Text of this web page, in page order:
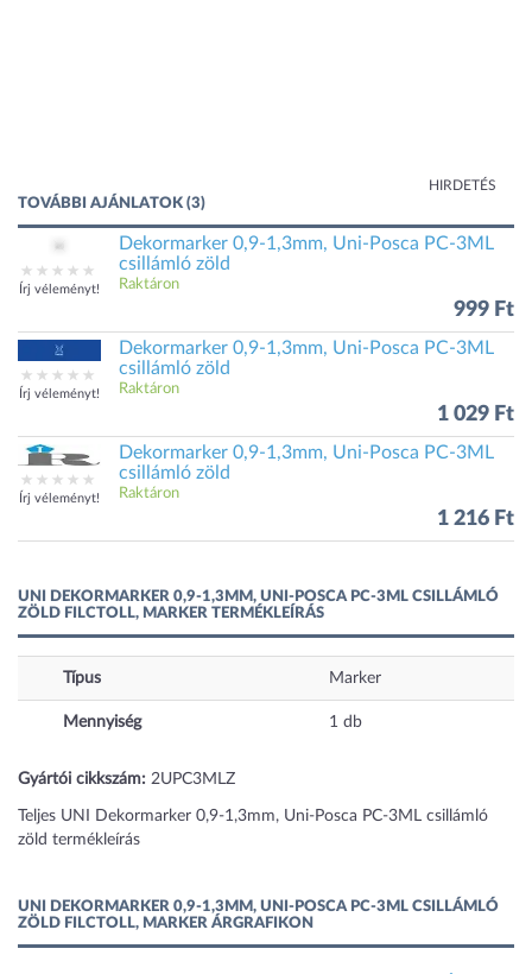
HIRDETÉS
TOVÁBBI AJÁNLATOK (3)
Írj véleményt!
Dekormarker 0,9-1,3mm, Uni-Posca PC-3ML
csillámló zöld
Raktáron
999 Ft
Írj véleményt!
Dekormarker 0,9-1,3mm, Uni-Posca PC-3ML
csillámló zöld
Raktáron
1 029 Ft
Írj véleményt!
Dekormarker 0,9-1,3mm, Uni-Posca PC-3ML
csillámló zöld
Raktáron
1 216 Ft
UNI DEKORMARKER 0,9-1,3MM, UNI-POSCA PC-3ML CSILLÁMLÓ
ZÖLD FILCTOLL, MARKER TERMÉKLEÍRÁS
Típus Marker
Mennyiség 1 db
Gyártói cikkszám: 2UPC3MLZ
Teljes UNI Dekormarker 0,9-1,3mm, Uni-Posca PC-3ML csillámló
zöld termékleírás
UNI DEKORMARKER 0,9-1,3MM, UNI-POSCA PC-3ML CSILLÁMLÓ
ZÖLD FILCTOLL, MARKER ÁRGRAFIKON